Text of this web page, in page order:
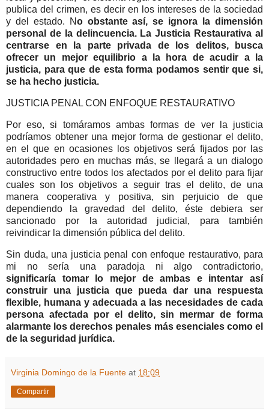
publica del crimen, es decir en los intereses de la sociedad
y del estado. No obstante así, se ignora la dimensión
personal de la delincuencia. La Justicia Restaurativa al
centrarse en la parte privada de los delitos, busca
ofrecer un mejor equilibrio a la hora de acudir a la
justicia, para que de esta forma podamos sentir que si,
se ha hecho justicia.
JUSTICIA PENAL CON ENFOQUE RESTAURATIVO
Por eso, si tomáramos ambas formas de ver la justicia
podríamos obtener una mejor forma de gestionar el delito,
en el que en ocasiones los objetivos será fijados por las
autoridades pero en muchas más, se llegará a un dialogo
constructivo entre todos los afectados por el delito para fijar
cuales son los objetivos a seguir tras el delito, de una
manera cooperativa y positiva, sin perjuicio de que
dependiendo la gravedad del delito, éste debiera ser
sancionado por la autoridad judicial, para también
reivindicar la dimensión pública del delito.
Sin duda, una justicia penal con enfoque restaurativo, para
mi no sería una paradoja ni algo contradictorio,
significaría tomar lo mejor de ambas e intentar así
construir una justicia que pueda dar una respuesta
flexible, humana y adecuada a las necesidades de cada
persona afectada por el delito, sin mermar de forma
alarmante los derechos penales más esenciales como el
de la seguridad jurídica.
Virginia Domingo de la Fuente at 18:09
Compartir